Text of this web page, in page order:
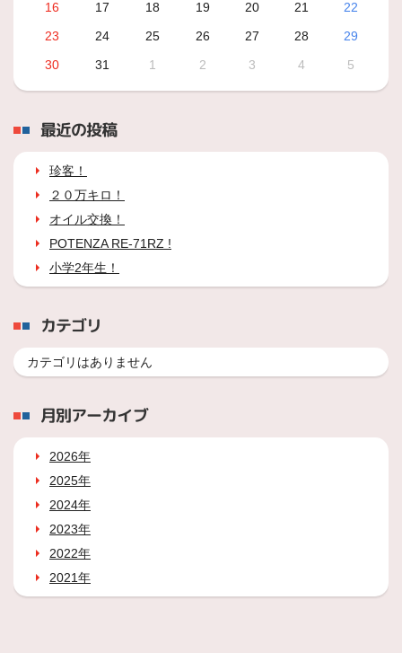
16
17 18 19 20 21
22
23
24 25 26 27 28
29
30
31 1 2 3 4 5
最近の投稿
珍客！
２０万キロ！
オイル交換！
POTENZA RE-71RZ !
小学2年生！
カテゴリ
カテゴリはありません
月別アーカイブ
2026年
2025年
2024年
2023年
2022年
2021年